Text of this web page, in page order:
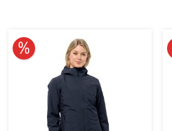
10% reduziert